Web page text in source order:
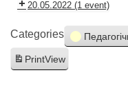
20.05.2022 (1 event)
Categories
PrintView